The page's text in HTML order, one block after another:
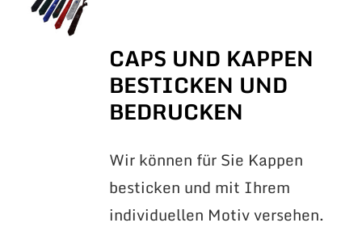
CAPS UND KAPPEN
BESTICKEN UND
BEDRUCKEN
Wir können für Sie Kappen
besticken und mit Ihrem
individuellen Motiv versehen.